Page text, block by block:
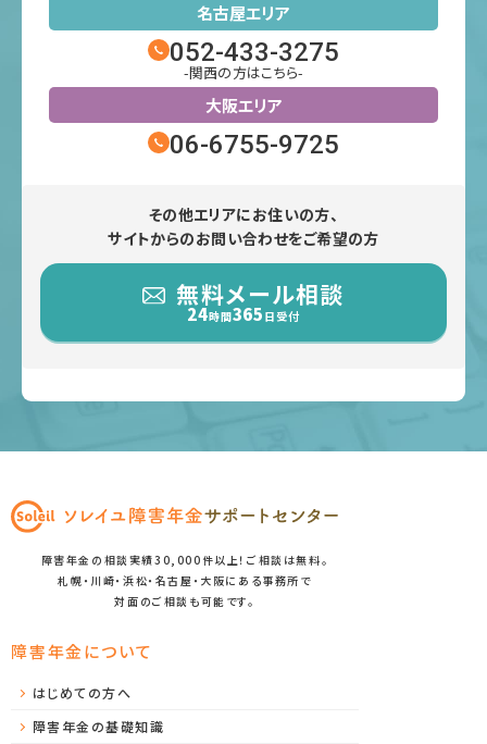
名古屋エリア
052-433-3275
-関西の方はこちら-
大阪エリア
06-6755-9725
その他エリアにお住いの方、
サイトからのお問い合わせをご希望の方
無料メール相談
24時間365 日受付
障害年金の相談実績30,000件以上！ご相談は無料。
札幌・川崎・浜松・名古屋・大阪にある事務所で
対面のご相談も可能です。
障害年金について
はじめての方へ
障害年金の基礎知識